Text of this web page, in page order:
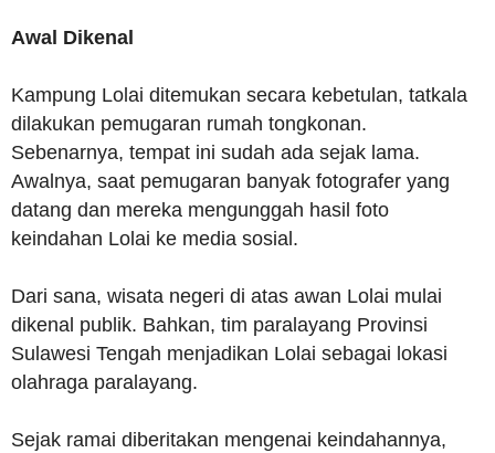
Awal Dikenal
Kampung Lolai ditemukan secara kebetulan, tatkala
dilakukan pemugaran rumah tongkonan.
Sebenarnya, tempat ini sudah ada sejak lama.
Awalnya, saat pemugaran banyak fotografer yang
datang dan mereka mengunggah hasil foto
keindahan Lolai ke media sosial.
Dari sana, wisata negeri di atas awan Lolai mulai
dikenal publik. Bahkan, tim paralayang Provinsi
Sulawesi Tengah menjadikan Lolai sebagai lokasi
olahraga paralayang.
Sejak ramai diberitakan mengenai keindahannya,